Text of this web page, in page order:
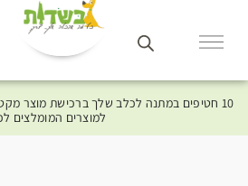
10 חטיפים במתנה לכלב שלך ברכישת מוצר
למוצרים המומלצים